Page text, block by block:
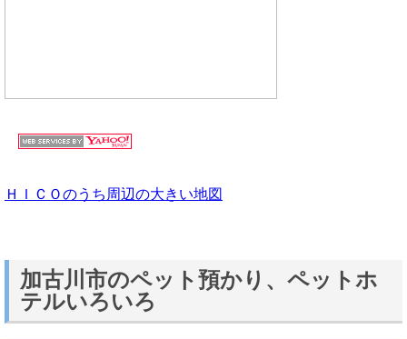
ＨＩＣＯのうち周辺の大きい地図
加古川市のペット預かり、ペットホ
テルいろいろ